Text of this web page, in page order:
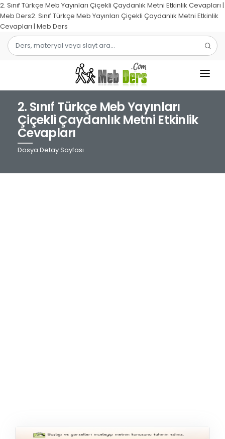
2. Sınıf Türkçe Meb Yayınları Çiçekli Çaydanlık Metni Etkinlik Cevapları |
Meb Ders2. Sınıf Türkçe Meb Yayınları Çiçekli Çaydanlık Metni Etkinlik
Cevapları | Meb Ders
1.SINIF
2.SINIF
3.SINIF
4.SINIF
2. Sınıf Türkçe Meb Yayınları
Çiçekli Çaydanlık Metni Etkinlik
Cevapları
Dosya Detay Sayfası